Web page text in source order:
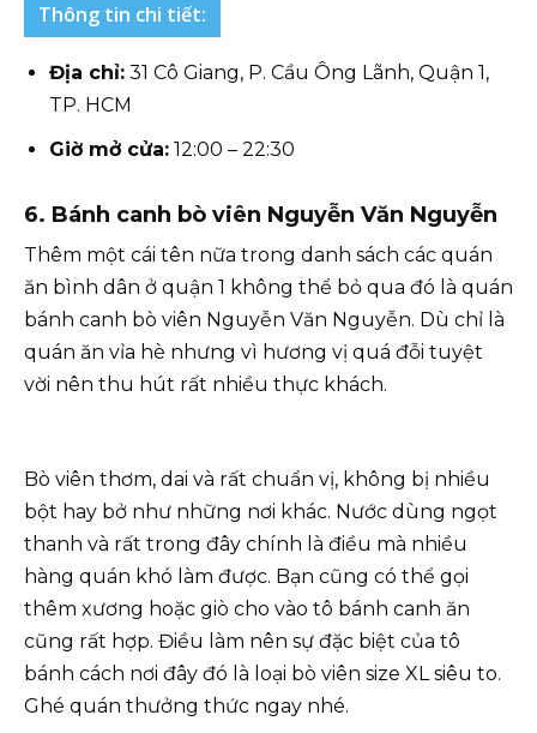
Thông tin chi tiết:
Địa chỉ: 31 Cô Giang, P. Cầu Ông Lãnh, Quận 1,
TP. HCM
Giờ mở cửa: 12:00 – 22:30
6. Bánh canh bò viên Nguyễn Văn Nguyễn
Thêm một cái tên nữa trong danh sách các quán
ăn bình dân ở quận 1 không thể bỏ qua đó là quán
bánh canh bò viên Nguyễn Văn Nguyễn. Dù chỉ là
quán ăn vỉa hè nhưng vì hương vị quá đỗi tuyệt
vời nên thu hút rất nhiều thực khách.
Bò viên thơm, dai và rất chuẩn vị, không bị nhiều
bột hay bở như những nơi khác. Nước dùng ngọt
thanh và rất trong đây chính là điều mà nhiều
hàng quán khó làm được. Bạn cũng có thể gọi
thêm xương hoặc giò cho vào tô bánh canh ăn
cũng rất hợp. Điều làm nên sự đặc biệt của tô
bánh cách nơi đây đó là loại bò viên size XL siêu to.
Ghé quán thưởng thức ngay nhé.